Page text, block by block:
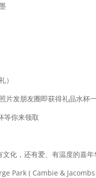
）
片发朋友圈即获得礼品水杯一
等你来领取
化，还有爱、有温度的嘉
Park ( Cambie &